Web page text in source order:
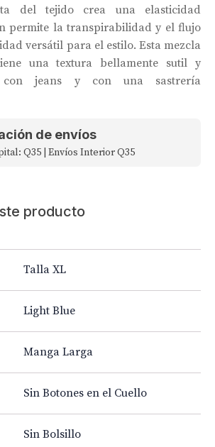
del tejido crea una elasticidad
permite la transpirabilidad y el flujo
versátil para el estilo. Esta mezcla
una textura bellamente sutil y
con jeans y con una sastrería
de envíos
Q35 | Envíos Interior Q35
producto
Talla XL
Light Blue
Manga Larga
Sin Botones en el Cuello
Sin Bolsillo